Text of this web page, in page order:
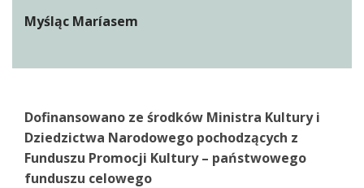
Myśląc Maríasem
Dofinansowano ze środków Ministra Kultury i
Dziedzictwa Narodowego pochodzących z
Funduszu Promocji Kultury – państwowego
funduszu celowego